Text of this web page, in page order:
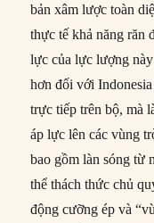
bản xâm lược toàn
thực tế khả năng răn
lực của lực lượng
hơn đối với
trực tiếp trên bộ, mà
áp lực lên các vùng
bao gồm làn sóng từ
thể thách thức chủ
động cưỡng ép và